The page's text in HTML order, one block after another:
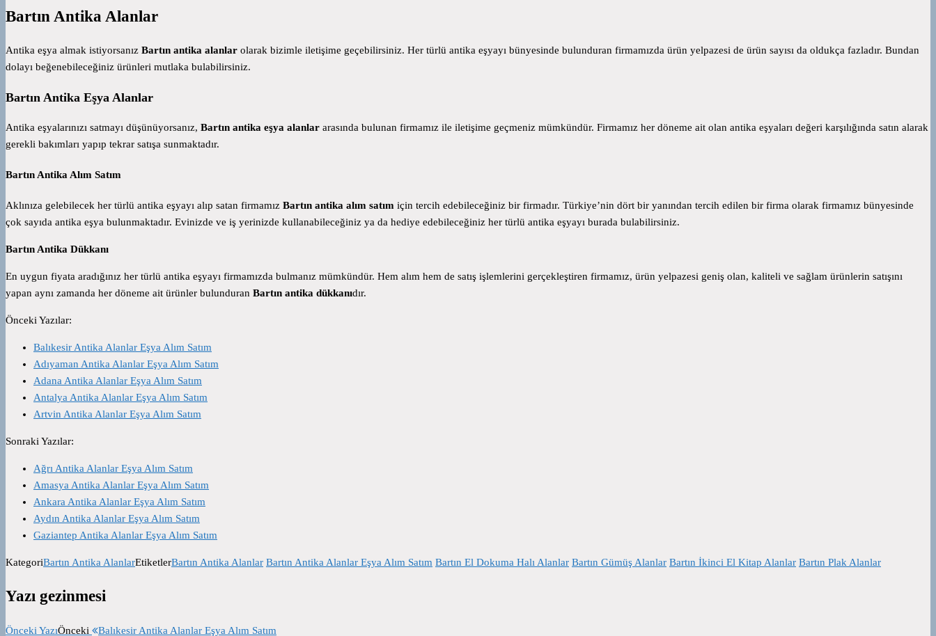
Bartın Antika Alanlar
Antika eşya almak istiyorsanız Bartın antika alanlar olarak bizimle iletişime geçebilirsiniz. Her türlü antika eşyayı bünyesinde bulunduran firmamızda ürün yelpazesi de ürün sayısı da oldukça fazladır. Bundan
dolayı beğenebileceğiniz ürünleri mutlaka bulabilirsiniz.
Bartın Antika Eşya Alanlar
Antika eşyalarınızı satmayı düşünüyorsanız, Bartın antika eşya alanlar arasında bulunan firmamız ile iletişime geçmeniz mümkündür. Firmamız her döneme ait olan antika eşyaları değeri karşılığında satın alarak
gerekli bakımları yapıp tekrar satışa sunmaktadır.
Bartın Antika Alım Satım
Aklınıza gelebilecek her türlü antika eşyayı alıp satan firmamız Bartın antika alım satım için tercih edebileceğiniz bir firmadır. Türkiye’nin dört bir yanından tercih edilen bir firma olarak firmamız bünyesinde
çok sayıda antika eşya bulunmaktadır. Evinizde ve iş yerinizde kullanabileceğiniz ya da hediye edebileceğiniz her türlü antika eşyayı burada bulabilirsiniz.
Bartın Antika Dükkanı
En uygun fiyata aradığınız her türlü antika eşyayı firmamızda bulmanız mümkündür. Hem alım hem de satış işlemlerini gerçekleştiren firmamız, ürün yelpazesi geniş olan, kaliteli ve sağlam ürünlerin satışını
yapan aynı zamanda her döneme ait ürünler bulunduran Bartın antika dükkanıdır.
Önceki Yazılar:
Balıkesir Antika Alanlar Eşya Alım Satım
Adıyaman Antika Alanlar Eşya Alım Satım
Adana Antika Alanlar Eşya Alım Satım
Antalya Antika Alanlar Eşya Alım Satım
Artvin Antika Alanlar Eşya Alım Satım
Sonraki Yazılar:
Ağrı Antika Alanlar Eşya Alım Satım
Amasya Antika Alanlar Eşya Alım Satım
Ankara Antika Alanlar Eşya Alım Satım
Aydın Antika Alanlar Eşya Alım Satım
Gaziantep Antika Alanlar Eşya Alım Satım
KategoriBartın Antika AlanlarEtiketlerBartın Antika Alanlar Bartın Antika Alanlar Eşya Alım Satım Bartın El Dokuma Halı Alanlar Bartın Gümüş Alanlar Bartın İkinci El Kitap Alanlar Bartın Plak Alanlar
Yazı gezinmesi
Önceki YazıÖnceki Balıkesir Antika Alanlar Eşya Alım Satım